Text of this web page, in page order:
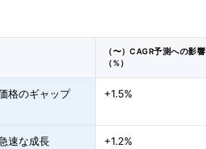
（〜）CAGR予測への影響
（%）
格のギャップ +1.5%
速な成長 +1.2%